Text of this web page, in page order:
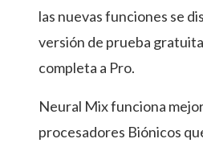
las nuevas funciones se
versión de prueba
completa a Pro.
Neural Mix funciona
procesadores Biónicos